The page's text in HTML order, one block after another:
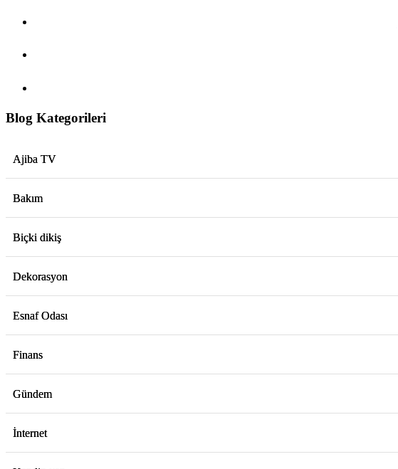
Blog Kategorileri
Ajiba TV
Bakım
Biçki dikiş
Dekorasyon
Esnaf Odası
Finans
Gündem
İnternet